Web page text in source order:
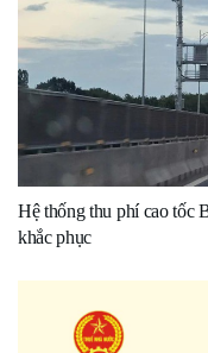
Hệ thống thu phí cao tốc
khắc phục